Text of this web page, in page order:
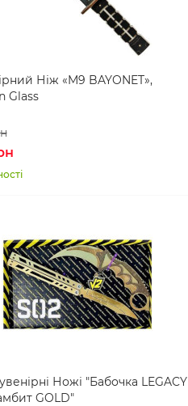
Ніж «M9 BAYONET»,
Glass
Ножі "Бабочка LEGACY
GOLD"